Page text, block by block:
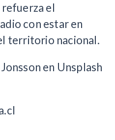
el
con estar en
territorio nacional.
en Unsplash